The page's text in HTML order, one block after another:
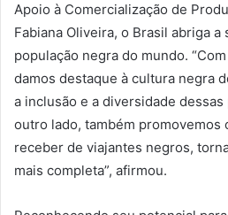
Apoio à Comercialização de
Fabiana Oliveira, o Brasil abriga a
população negra do mundo.
damos destaque à cultura negra
a inclusão e a diversidade
outro lado, também promovemos
receber de viajantes negros,
mais completa”, afirmou.